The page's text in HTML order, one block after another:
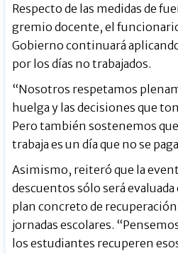
Respecto de las medidas de
gremio docente, el
Gobierno continuará
por los días no trabajados.
“Nosotros respetamos
huelga y las decisiones que
Pero también sostenemos
trabaja es un día que no se
Asimismo, reiteró que la
descuentos sólo será evaluada
plan concreto de
jornadas escolares.
los estudiantes recuperen